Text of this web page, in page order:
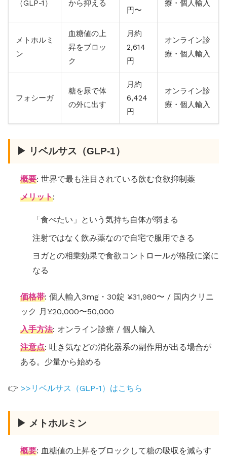
（GLP-1） から抑える
円〜
療・個人輸入
メトホルミ
ン
血糖値の上
昇をブロッ
ク
月約
2,614
円
オンライン診
療・個人輸入
フォシーガ
糖を尿で体
の外に出す
月約
6,424
円
オンライン診
療・個人輸入
▶ リベルサス（GLP-1）
概要: 世界で最も注目されている飲む食欲抑制薬
メリット:
「食べたい」という気持ち自体が弱まる
注射ではなく飲み薬なので自宅で服用できる
ヨガとの相乗効果で食欲コントロールが格段に楽に
なる
価格帯: 個人輸入3mg・30錠 ¥31,980〜 / 国内クリニ
ック 月¥20,000〜50,000
入手方法: オンライン診療 / 個人輸入
注意点: 吐き気などの消化器系の副作用が出る場合が
ある。少量から始める
👉 >>リベルサス（GLP-1）はこちら
▶ メトホルミン
概要: 血糖値の上昇をブロックして糖の吸収を減らす